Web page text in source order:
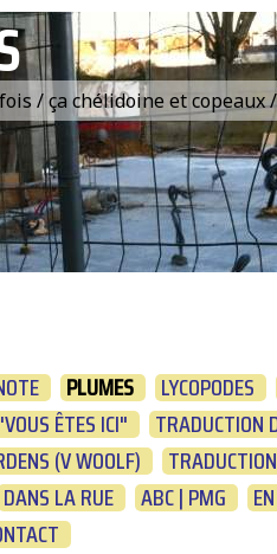
/ ça chélidoine et
PLUMES LYCOPODES
ÊTES ICI"
TRADUCTION
(V WOOLF)
DANS LA RUE ABC | PMG